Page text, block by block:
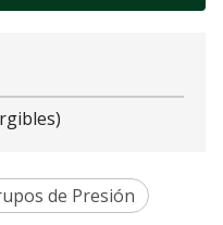
de Presión